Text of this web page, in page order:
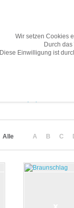
Alle A B C
Wir setzen Cookies
Durch
Diese Einwilligung ist